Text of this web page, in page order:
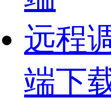
远程
端下